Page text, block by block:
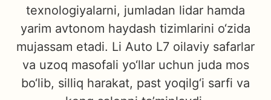
texnologiyalarni, jumladan lidar hamda
yarim avtonom haydash tizimlarini o‘zida
mujassam etadi. Li Auto L7 oilaviy safarlar
va uzoq masofali yo‘llar uchun juda mos
bo‘lib, silliq harakat, past yoqilg‘i sarfi va